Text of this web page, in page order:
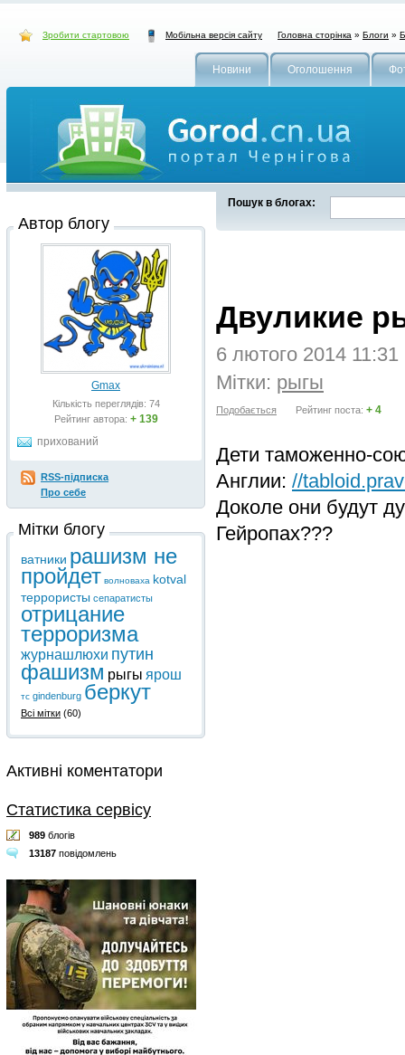
Зробити стартовою Мобільна версія сайту Головна сторінка » Блоги »
Новини Оголошення
Пошук в блогах:
Двуликие
6 лютого 2014
Мітки: рыгы
Подобається Рейтинг поста: + 4
Дети таможенно-
Англии: //
Доколе они будут
Гейропах???
Автор блогу
Gmax
Кількість переглядів: 74
Рейтинг автора: + 139
прихований
RSS-підписка
Про себе
Мітки блогу
ватники рашизм не
пройдет волноваха kotval
террористы сепаратисты
отрицание
терроризма
журнашлюхи путин
фашизм рыгы ярош
тс gindenburg беркут
Всі мітки (60)
Активні коментатори
Статистика сервісу
989 блогів
13187 повідомлень